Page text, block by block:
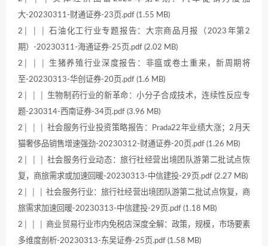
大-20230311-财通证券-23页.pdf (1.55 MB)
2│ │ │ 石油化工行业专题报告：大宗商品月报（2023年第2
期）-20230311-海通证券-25页.pdf (2.02 MB)
2│ │ │ 生猪养殖行业深度报告：非瘟或卷土重来，新周期将
至-20230313-华创证券-20页.pdf (1.6 MB)
2│ │ │ 生物制药行业的新革命：小分子合成技术，连续性反应专
题-230314-西南证券-34页.pdf (3.96 MB)
2│ │ │ 社会服务行业投资策略报告：Prada22年业绩大涨；2月天
猫奢侈品销售增速强劲-20230312-财通证券-20页.pdf (1.26 MB)
2│ │ │ 社会服务行业动态：旅行社经营出境团队游第二批试点恢
复，商旅需求或加速回暖-20230313-中信建投-29页.pdf (2.27 MB)
2│ │ │ 社会服务行业：旅行社经营出境团队游第二批试点恢复，商
旅需求加速回暖-20230313-中信建投-29页.pdf (1.18 MB)
2│ │ │ 商业贸易行业市内免税店深度全解：政策，规模，市场要素
多维度剖析-20230313-东吴证券-25页.pdf (1.58 MB)